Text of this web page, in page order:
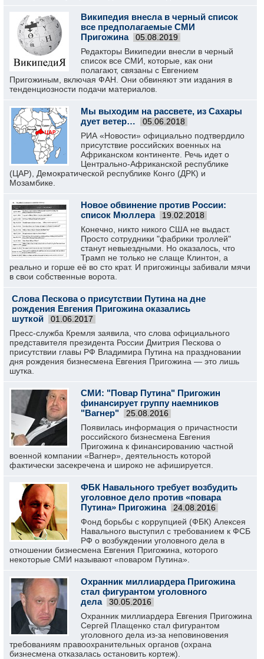
Википедия внесла в черный список
все предполагаемые СМИ
Пригожина
05.08.2019
Редакторы Википедии внесли в черный
список все СМИ, которые, как они
полагают, связаны с Евгением
Пригожиным, включая ФАН. Они обвиняют эти издания в
тенденциозности подачи материалов.
Мы выходим на рассвете, из Сахары
дует ветер…
05.06.2018
РИА «Новости» официально подтвердило
присутствие российских военных на
Африканском континенте. Речь идет о
Центрально-Африканской республике
(ЦАР), Демократической республике Конго (ДРК) и
Мозамбике.
Новое обвинение против России:
список Мюллера
19.02.2018
Конечно, никто никого США не выдаст.
Просто сотрудники "фабрики троллей"
станут невыездными. Но оказалось, что
Трамп не только не слаще Клинтон, а
реально и горше её во сто крат. И пригожинцы забивали мячи
в свои собственные ворота.
Слова Пескова о присутствии Путина на дне
рождения Евгения Пригожина оказались
шуткой
01.06.2017
Пресс-служба Кремля заявила, что слова официального
представителя президента России Дмитрия Пескова о
присутствии главы РФ Владимира Путина на праздновании
дня рождения бизнесмена Евгения Пригожина — это лишь
шутка.
СМИ: "Повар Путина" Пригожин
финансирует группу наемников
"Вагнер"
25.08.2016
Появилась информация о причастности
российского бизнесмена Евгения
Пригожина к финансированию частной
военной компании «Вагнер», деятельность которой
фактически засекречена и широко не афишируется.
ФБК Навального требует возбудить
уголовное дело против «повара
Путина» Пригожина
24.08.2016
Фонд борьбы с коррупцией (ФБК) Алексея
Навального выступил с требованием к ФСБ
РФ о возбуждении уголовного дела в
отношении бизнесмена Евгения Пригожина, которого
некоторые СМИ называют «поваром Путина».
Охранник миллиардера Пригожина
стал фигурантом уголовного
дела
30.05.2016
Охранник миллиардера Евгения Пригожина
Сергей Плащенко стал фигурантом
уголовного дела из-за неповиновения
требованиям правоохранительных органов (охрана
бизнесмена отказалась остановить кортеж).